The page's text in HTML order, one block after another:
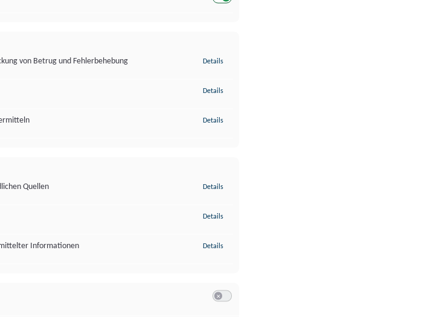
von Betrug und Fehlerbehebung
Details
Details
Details
Quellen
Details
Details
Informationen Details